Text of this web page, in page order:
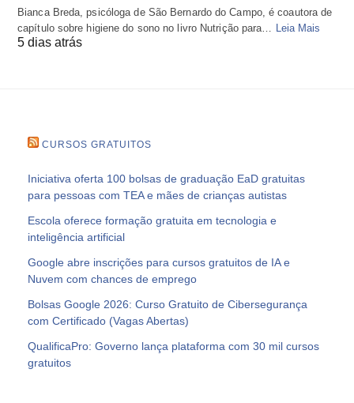
Bianca Breda, psicóloga de São Bernardo do Campo, é coautora de
capítulo sobre higiene do sono no livro Nutrição para…
Leia Mais
5 dias atrás
CURSOS GRATUITOS
Iniciativa oferta 100 bolsas de graduação EaD gratuitas
para pessoas com TEA e mães de crianças autistas
Escola oferece formação gratuita em tecnologia e
inteligência artificial
Google abre inscrições para cursos gratuitos de IA e
Nuvem com chances de emprego
Bolsas Google 2026: Curso Gratuito de Cibersegurança
com Certificado (Vagas Abertas)
QualificaPro: Governo lança plataforma com 30 mil cursos
gratuitos